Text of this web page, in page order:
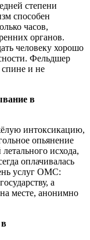
степени
способен
часов,
органов.
человеку хорошо
Фельдшер
спине и не
в
интоксикацию,
опьянение
исхода,
оплачивалась
услуг ОМС:
а
месте, анонимно
в